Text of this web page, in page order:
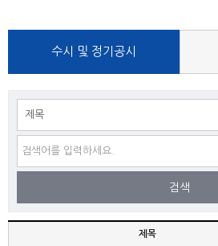
수시 및 정기공시
제목